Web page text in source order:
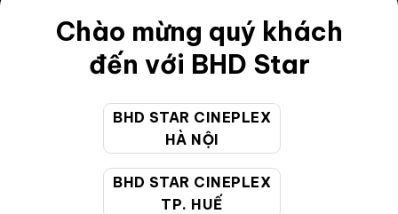
Chào mừng quý khách
đến với BHD Star
BHD STAR CINEPLEX
HÀ NỘI
BHD STAR CINEPLEX
TP. HUẾ
Điều khoản
Hướng dẫn đặt vé trực tuyến
Chính sách bảo vệ thông tin cá nhân của người tiêu
CHĂM SÓC KHÁCH HÀNG